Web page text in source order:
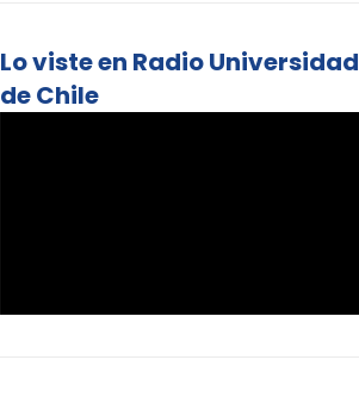
Lo viste en Radio Universidad
de Chile